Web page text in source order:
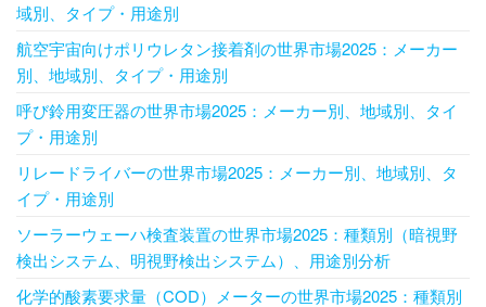
域別、タイプ・用途別
航空宇宙向けポリウレタン接着剤の世界市場2025：メーカー
別、地域別、タイプ・用途別
呼び鈴用変圧器の世界市場2025：メーカー別、地域別、タイ
プ・用途別
リレードライバーの世界市場2025：メーカー別、地域別、タ
イプ・用途別
ソーラーウェーハ検査装置の世界市場2025：種類別（暗視野
検出システム、明視野検出システム）、用途別分析
化学的酸素要求量（COD）メーターの世界市場2025：種類別